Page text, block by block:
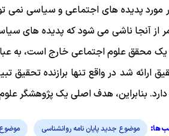
مورد پدیده های اجتماعی و سیاسی نمی
از آنجا ناشی می شود که پدیده های
محقق علوم اجتماعی خارج است، به
ارائه شد در واقع تنها برازنده
بنابراین، هدف اصلی یک پژوهشگر
موضوع جدید پایان نامه روانشناسی موضوع